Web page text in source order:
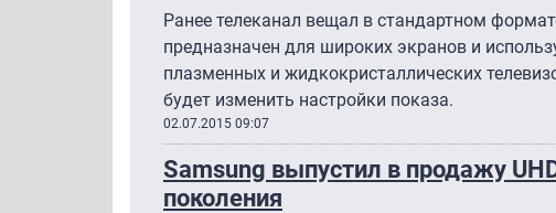
Ранее телеканал вещал в стандартном
предназначен для широких экранов и
плазменных и жидкокристаллических
будет изменить настройки показа.
02.07.2015 09:07
Samsung выпустил в продажу
поколения